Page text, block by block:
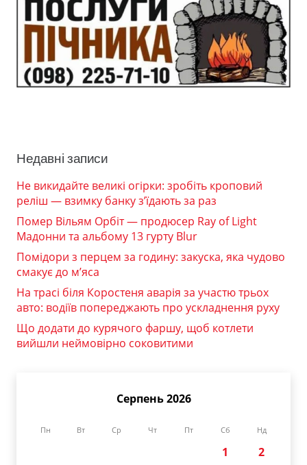
Недавні записи
Не викидайте великі огірки: зробіть кроповий
реліш — взимку банку з’їдають за раз
Помер Вільям Орбіт — продюсер Ray of Light
Мадонни та альбому 13 гурту Blur
Помідори з перцем за годину: закуска, яка чудово
смакує до м’яса
На трасі біля Коростеня аварія за участю трьох
авто: водіїв попереджають про ускладнення руху
Що додати до курячого фаршу, щоб котлети
вийшли неймовірно соковитими
Серпень 2026
Пн Вт Ср Чт Пт Сб Нд
1
2